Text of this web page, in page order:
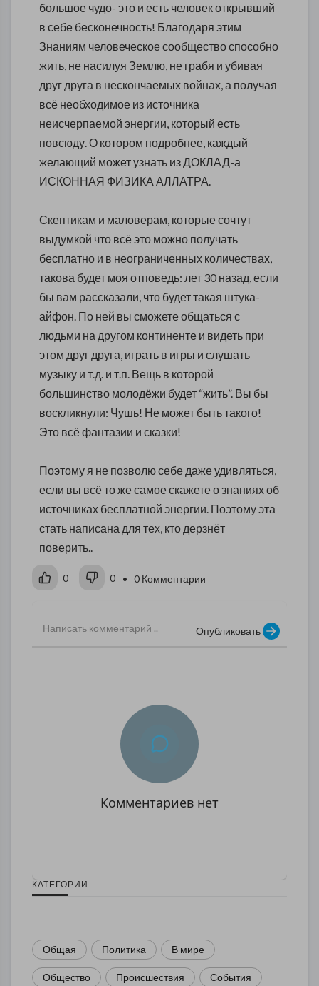
большое чудо- это и есть человек открывший
в себе бесконечность! Благодаря этим
Знаниям человеческое сообщество способно
жить, не насилуя Землю, не грабя и убивая
друг друга в нескончаемых войнах, а получая
всё необходимое из источника
неисчерпаемой энергии, который есть
повсюду. О котором подробнее, каждый
желающий может узнать из ДОКЛАД-а
ИСКОННАЯ ФИЗИКА АЛЛАТРА.
Скептикам и маловерам, которые сочтут
выдумкой что всё это можно получать
бесплатно и в неограниченных количествах,
такова будет моя отповедь: лет 30 назад, если
бы вам рассказали, что будет такая штука-
айфон. По ней вы сможете общаться с
людьми на другом континенте и видеть при
этом друг друга, играть в игры и слушать
музыку и т.д. и т.п. Вещь в которой
большинство молодёжи будет “жить”. Вы бы
воскликнули: Чушь! Не может быть такого!
Это всё фантазии и сказки!
Поэтому я не позволю себе даже удивляться,
если вы всё то же самое скажете о знаниях об
источниках бесплатной энергии. Поэтому эта
стать написана для тех, кто дерзнёт
поверить..
0 0 • 0 Комментарии
Опубликовать
Комментариев нет
КАТЕГОРИИ
Общая Политика В мире
Общество Происшествия События